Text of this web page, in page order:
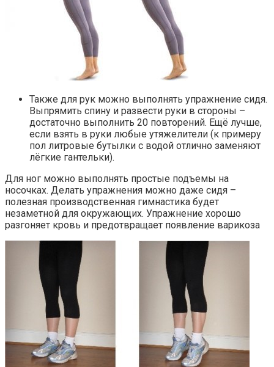
Также для рук можно выполнять упражнение сидя.
Выпрямить спину и развести руки в стороны –
достаточно выполнить 20 повторений. Ещё лучше,
если взять в руки любые утяжелители (к примеру
пол литровые бутылки с водой отлично заменяют
лёгкие гантельки).
Для ног можно выполнять простые подъемы на
носочках. Делать упражнения можно даже сидя –
полезная производственная гимнастика будет
незаметной для окружающих. Упражнение хорошо
разгоняет кровь и предотвращает появление варикоза